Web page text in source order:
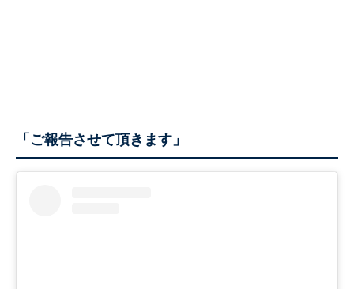
「ご報告させて頂きます」